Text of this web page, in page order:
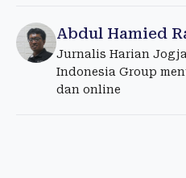
Abdul Hamied
Jurnalis Harian
Indonesia Group
dan online